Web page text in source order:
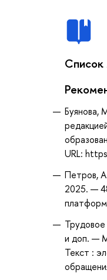
Список
Буянова,
URL:
Петров,
2025. —
и доп. —
Текст :